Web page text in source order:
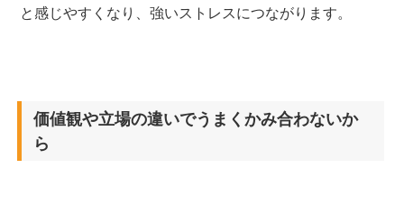
と感じやすくなり、強いストレスにつながります。
価値観や立場の違いでうまくかみ合わないか
ら